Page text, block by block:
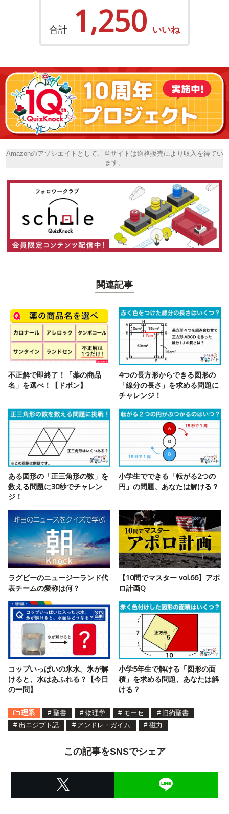
合計 1,250 いいね
Amazonのアソシエイトとして、当サイトは適格販売により収入を得てい
ます。
関連記事
不正解で即終了！「薬の商品
名」を選べ！【ドボン】
4つの長方形からできる図形の
「線分の長さ」を求める問題に
チャレンジ！
ある図形の「正三角形の数」を
数える問題に30秒でチャレン
ジ！
小学生でできる「転がる2つの
円」の問題、あなたは解ける？
ラグビーのニュージーランド代
表チームの愛称は何？
【10問でマスター vol.66】アポ
ロ計画Q
コップいっぱいの氷水。氷が解
けると、水はあふれる？【今日
の一問】
小学5年生で解ける「図形の面
積」を求める問題、あなたは解
ける？
理系 # 聖書 # 物理学 # モーセ # 旧約聖書
# 出エジプト記 # アンドレ・ガイム # 磁力
この記事をSNSでシェア